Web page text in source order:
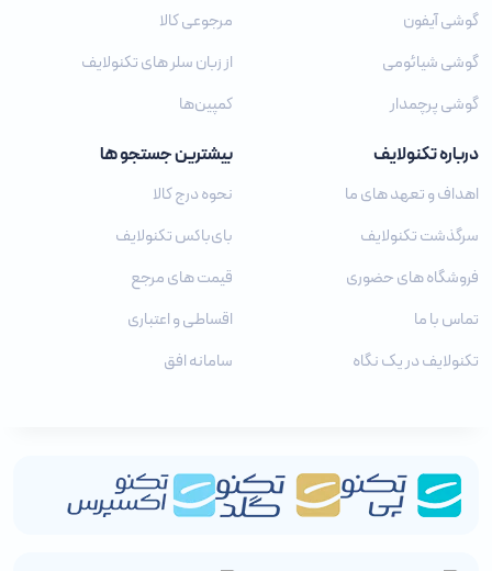
گوشی آیفون
گوشی شیائومی
گوشی پرچمدار
مرجوعی کالا
از زبان سلر های تکنولایف
کمپین‌ها
درباره تکنولایف
اهداف و تعهد های ما
سرگذشت تکنولایف
فروشگاه های حضوری
تماس با ما
تکنولایف در یک نگاه
بیشترین جستجو ها
نحوه درج کالا
بای‌باکس تکنولایف
قیمت های مرجع
اقساطی و اعتباری
سامانه افق